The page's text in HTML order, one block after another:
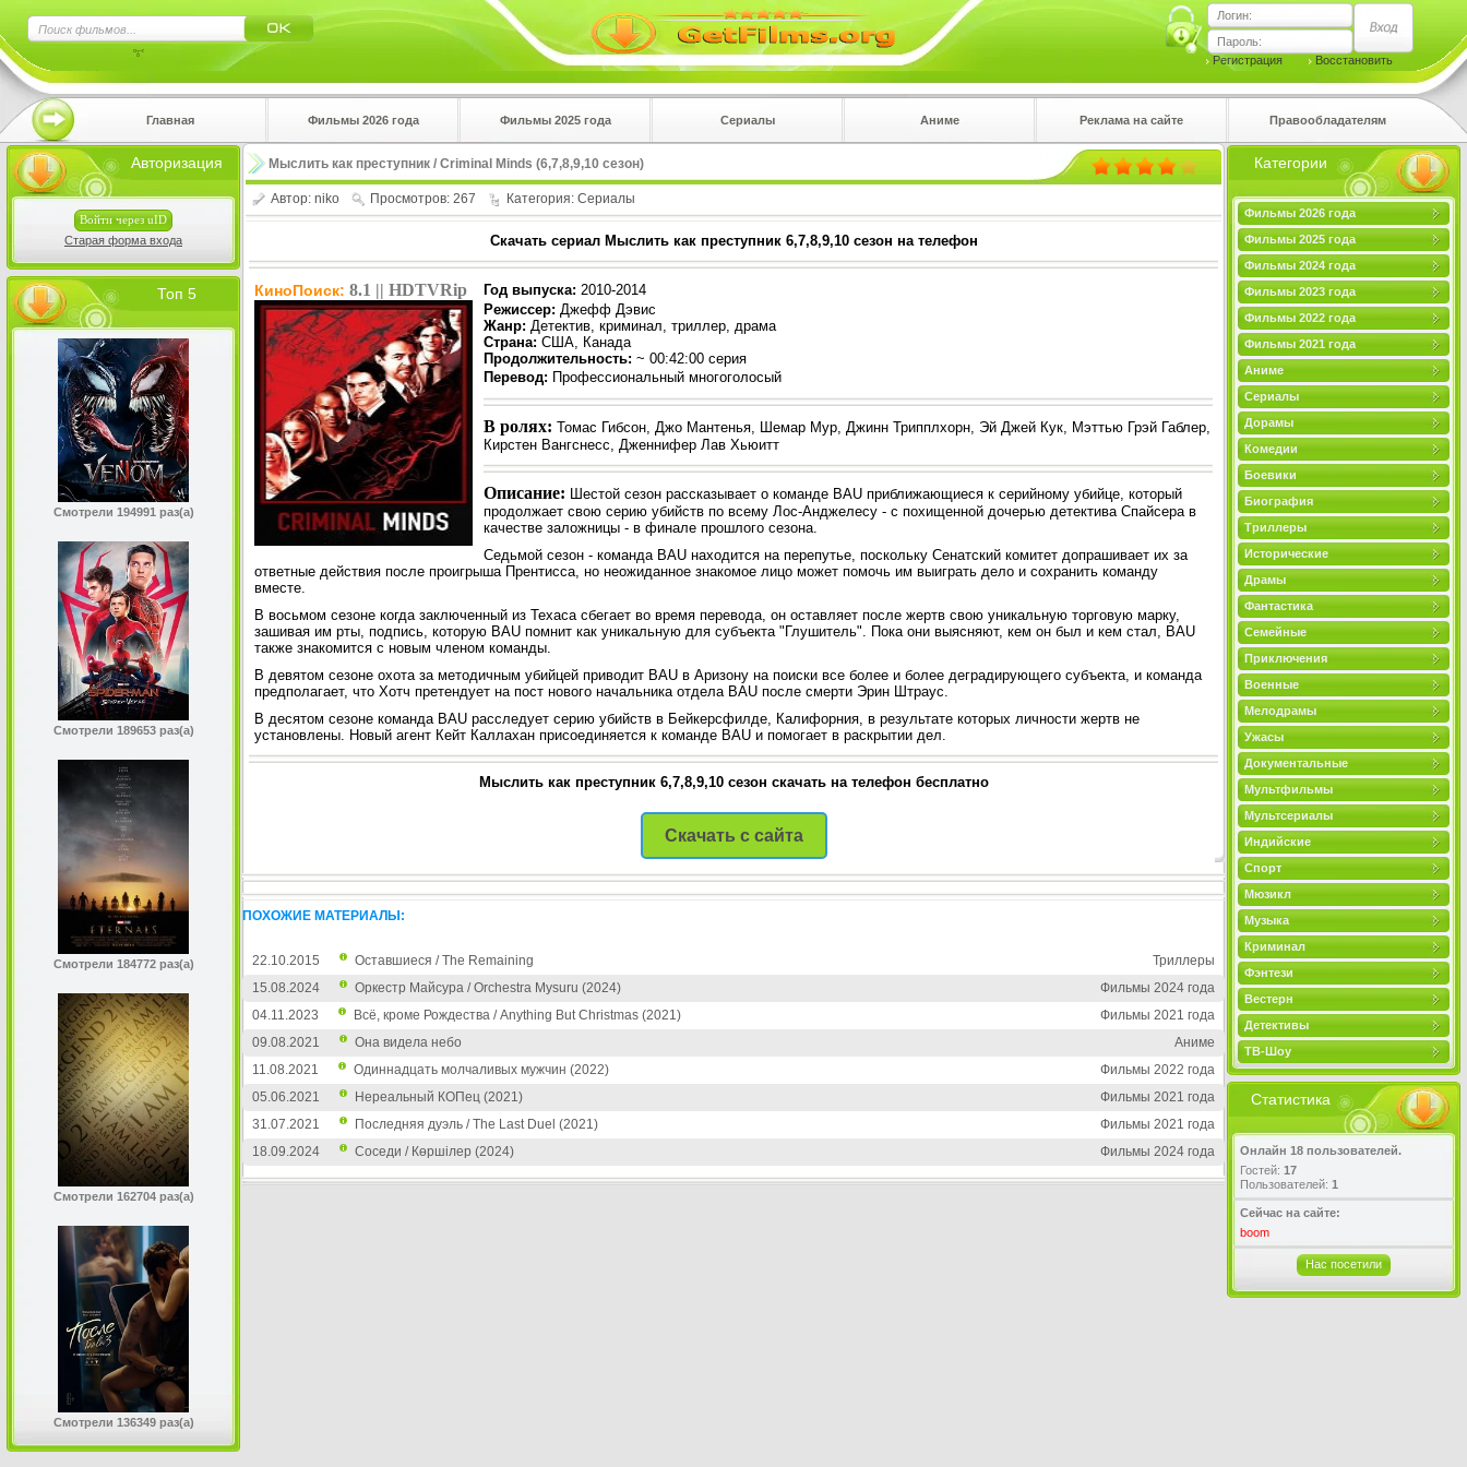
Логин:
Пароль:
Регистрация
Восстановить
Главная Фильмы 2026 года Фильмы 2025 года Сериалы Аниме Реклама на сайте Правообладателям
Авторизация
Войти через uID
Старая форма входа
Топ 5
Смотрели 194991 раз(а)
Смотрели 189653 раз(а)
Смотрели 184772 раз(а)
Смотрели 162704 раз(а)
Смотрели 136349 раз(а)
Категории
Фильмы 2026 года
Фильмы 2025 года
Фильмы 2024 года
Фильмы 2023 года
Фильмы 2022 года
Фильмы 2021 года
Аниме
Сериалы
Дорамы
Комедии
Боевики
Биография
Триллеры
Исторические
Драмы
Фантастика
Семейные
Приключения
Военные
Мелодрамы
Ужасы
Документальные
Мультфильмы
Мультсериалы
Индийские
Спорт
Мюзикл
Музыка
Криминал
Фэнтези
Вестерн
Детективы
ТВ-Шоу
Статистика
Онлайн 18 пользователей.
Гостей: 17
Пользователей: 1
Сейчас на сайте:
boom
Нас посетили
Мыслить как преступник / Criminal Minds (6,7,8,9,10 сезон)
Автор: niko Просмотров: 267 Категория: Сериалы
Скачать сериал Мыслить как преступник 6,7,8,9,10 сезон на телефон
КиноПоиск: 8.1 || HDTVRip Год выпуска: 2010-2014
Режиссер: Джефф Дэвис
Жанр: Детектив, криминал, триллер, драма
Страна: США, Канада
Продолжительность: ~ 00:42:00 серия
Перевод: Профессиональный многоголосый
В ролях: Томас Гибсон, Джо Мантенья, Шемар Мур, Джинн Трипплхорн, Эй Джей Кук, Мэттью Грэй Габлер,
Кирстен Вангснесс, Дженнифер Лав Хьюитт
Описание: Шестой сезон рассказывает о команде BAU приближающиеся к серийному убийце, который
продолжает свою серию убийств по всему Лос-Анджелесу - с похищенной дочерью детектива Спайсера в
качестве заложницы - в финале прошлого сезона.
Седьмой сезон - команда BAU находится на перепутье, поскольку Сенатский комитет допрашивает их за
ответные действия после проигрыша Прентисса, но неожиданное знакомое лицо может помочь им выиграть дело и сохранить команду
вместе.
В восьмом сезоне когда заключенный из Техаса сбегает во время перевода, он оставляет после жертв свою уникальную торговую марку,
зашивая им рты, подпись, которую BAU помнит как уникальную для субъекта "Глушитель". Пока они выясняют, кем он был и кем стал, BAU
также знакомится с новым членом команды.
В девятом сезоне охота за методичным убийцей приводит BAU в Аризону на поиски все более и более деградирующего субъекта, и команда
предполагает, что Хотч претендует на пост нового начальника отдела BAU после смерти Эрин Штраус.
В десятом сезоне команда BAU расследует серию убийств в Бейкерсфилде, Калифорния, в результате которых личности жертв не
установлены. Новый агент Кейт Каллахан присоединяется к команде BAU и помогает в раскрытии дел.
Мыслить как преступник 6,7,8,9,10 сезон скачать на телефон бесплатно
Нажмите на в плеере
!!!Если Вы с телефона сперва нажмите на троеточие в правом
верхнем углу!!!
Скачать с сайта
ПОХОЖИЕ МАТЕРИАЛЫ:
22.10.2015 Оставшиеся / The Remaining
Триллеры
15.08.2024
Оркестр Майсура / Orchestra Mysuru (2024)
Фильмы 2024 года
04.11.2023
Всё, кроме Рождества / Anything But Christmas (2021)
Фильмы 2021 года
09.08.2021
Она видела небо
Аниме
11.08.2021
Одиннадцать молчаливых мужчин (2022)
Фильмы 2022 года
05.06.2021
Нереальный КОПец (2021)
Фильмы 2021 года
31.07.2021
Последняя дуэль / The Last Duel (2021)
Фильмы 2021 года
18.09.2024
Соседи / Көршілер (2024) Фильмы 2024 года